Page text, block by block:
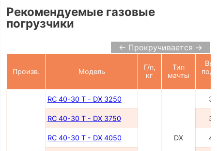
Рекомендуемые газовые
погрузчики
← Прокручивается →
Произв. Модель
Г/п,
кг
Тип
мачты
RC 40-30 T - DX 3250
DX
RC 40-30 T - DX 3750
RC 40-30 T - DX 4050